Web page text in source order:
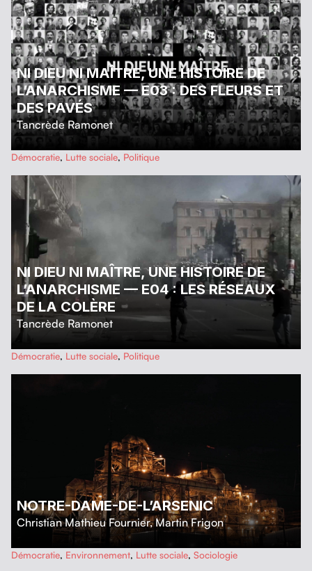
NI DIEU NI MAÎTRE, UNE HISTOIRE DE
L’ANARCHISME — E03 : DES FLEURS ET
DES PAVÉS
Tancrède Ramonet
…
Démocratie, Lutte sociale, Politique
NI DIEU NI MAÎTRE, UNE HISTOIRE DE
L’ANARCHISME — E04 : LES RÉSEAUX
DE LA COLÈRE
Tancrède Ramonet
…
Démocratie, Lutte sociale, Politique
NOTRE-DAME-DE-L’ARSENIC
Christian Mathieu Fournier,Martin Frigon
…
Démocratie, Environnement, Lutte sociale, Sociologie